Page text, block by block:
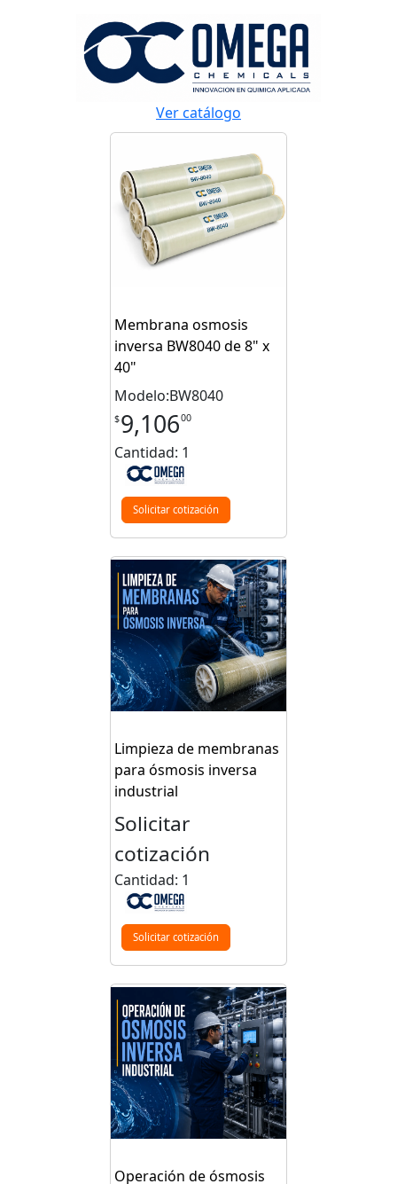
Ver catálogo
Membrana osmosis
inversa BW8040 de 8" x
40"
Modelo:BW8040
$9,10600
Cantidad: 1
Solicitar cotización
Limpieza de membranas
para ósmosis inversa
industrial
Solicitar
cotización
Cantidad: 1
Solicitar cotización
Operación de ósmosis